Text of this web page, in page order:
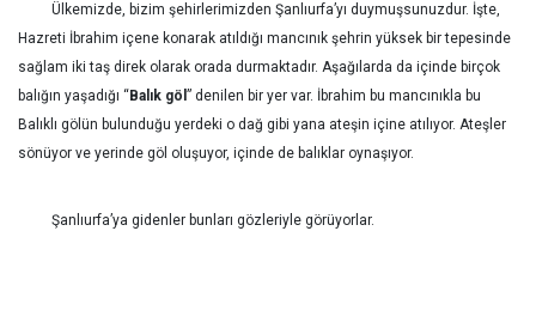
Ülkemizde, bizim şehirlerimizden Şanlıurfa’yı duymuşsunuzdur. İşte,
Hazreti İbrahim içene konarak atıldığı mancınık şehrin yüksek bir tepesinde
sağlam iki taş direk olarak orada durmaktadır. Aşağılarda da içinde birçok
balığın yaşadığı “ Balık göl ” denilen bir yer var. İbrahim bu mancınıkla bu
Balıklı gölün bulunduğu yerdeki o dağ gibi yana ateşin içine atılıyor. Ateşler
sönüyor ve yerinde göl oluşuyor, içinde de balıklar oynaşıyor.
Şanlıurfa’ya gidenler bunları gözleriyle görüyorlar.